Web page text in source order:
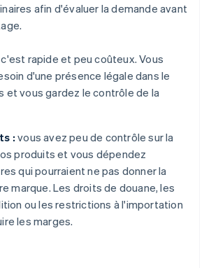
afin d'évaluer la demande avant
c'est rapide et peu coûteux. Vous
d'une présence légale dans le
et vous gardez le contrôle de la
: vous avez peu de contrôle sur la
produits et vous dépendez
qui pourraient ne pas donner la
marque. Les droits de douane, les
ou les restrictions à l'importation
les marges.